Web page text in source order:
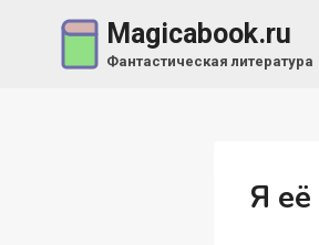
содержимому
Magicabook.ru
Фантастическая литература
Я